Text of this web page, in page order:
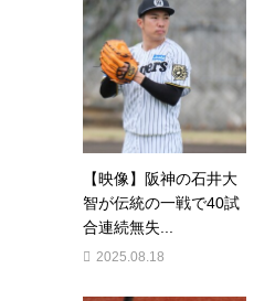
【映像】阪神の石井大
智が伝統の一戦で40試
合連続無失...
2025.08.18